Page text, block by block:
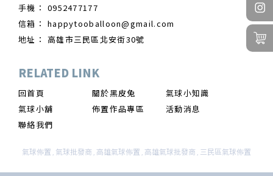
0952477177
happytooballoon@gmail.com
高雄市三民區北安街30號
回首頁 關於黑皮兔
氣球小知識
氣球小舖
佈置作品專區
活動消息
聯絡我們
氣球佈置 氣球批發商 高雄氣球佈置 高雄氣球批發商 三民區氣球佈置